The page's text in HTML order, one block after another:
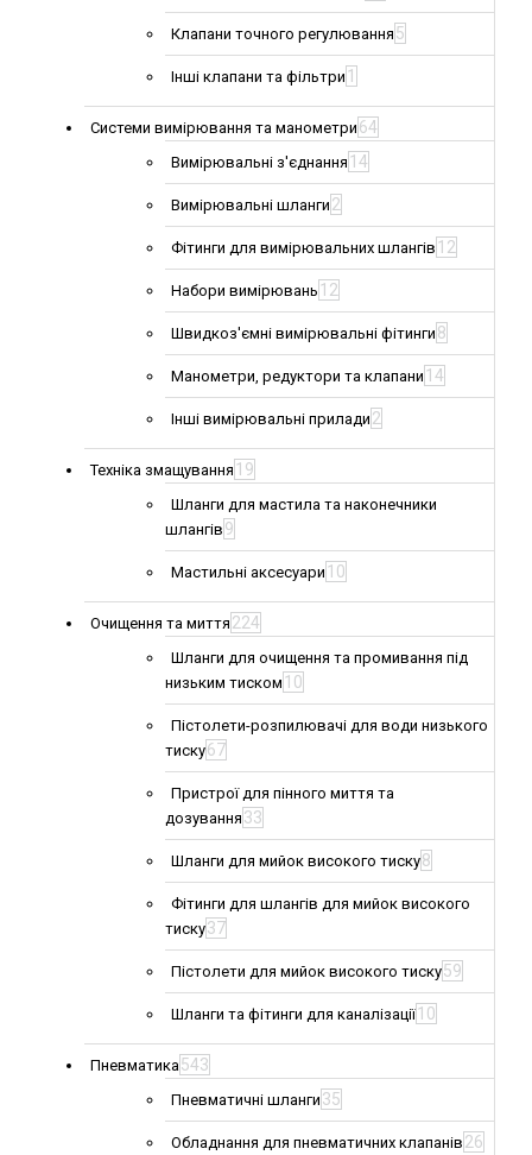
Клапани точного регулювання 5
Інші клапани та фільтри 1
Системи вимірювання та манометри 64
Вимірювальні з'єднання 14
Вимірювальні шланги 2
Фітинги для вимірювальних шлангів 12
Набори вимірювань 12
Швидкоз'ємні вимірювальні фітинги 8
Манометри, редуктори та клапани 14
Інші вимірювальні прилади 2
Техніка змащування 19
Шланги для мастила та наконечники
шлангів 9
Мастильні аксесуари 10
Очищення та миття 224
Шланги для очищення та промивання під
низьким тиском 10
Пістолети-розпилювачі для води низького
тиску67
Пристрої для пінного миття та
дозування 33
Шланги для мийок високого тиску8
Фітинги для шлангів для мийок високого
тиску37
Пістолети для мийок високого тиску59
Шланги та фітинги для каналізації 10
Пневматика543
Пневматичні шланги 35
Обладнання для пневматичних клапанів 26